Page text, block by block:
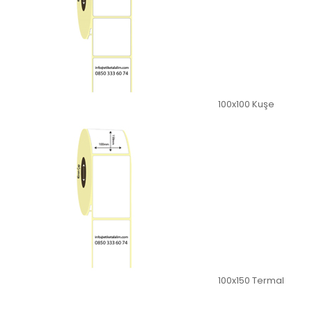
100x100 Kuşe
100x150 Termal